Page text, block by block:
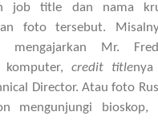
job title dan nama
foto tersebut.
mengajarkan Mr.
komputer, credit titlenya
Director. Atau foto
mengunjungi bioskop,